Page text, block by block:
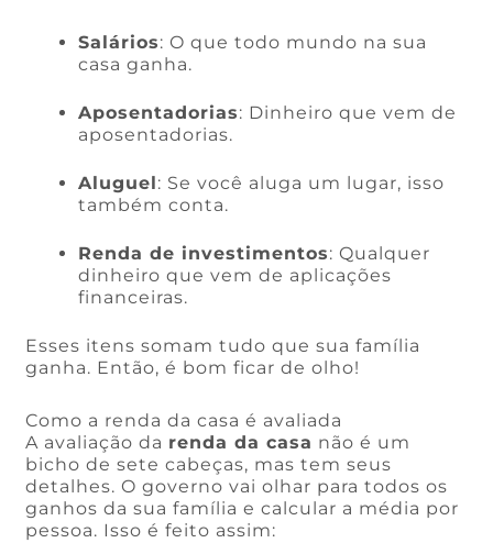
Salários: O que todo mundo na sua
casa ganha.
Aposentadorias: Dinheiro que vem de
aposentadorias.
Aluguel : Se você aluga um lugar, isso
também conta.
Renda de investimentos: Qualquer
dinheiro que vem de aplicações
financeiras.
Esses itens somam tudo que sua família
ganha. Então, é bom ficar de olho!
Como a renda da casa é avaliada
A avaliação da renda da casa não é um
bicho de sete cabeças, mas tem seus
detalhes. O governo vai olhar para todos os
ganhos da sua família e calcular a média por
pessoa. Isso é feito assim: